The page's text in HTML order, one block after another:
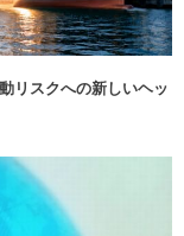
リスクへの新しいヘッ